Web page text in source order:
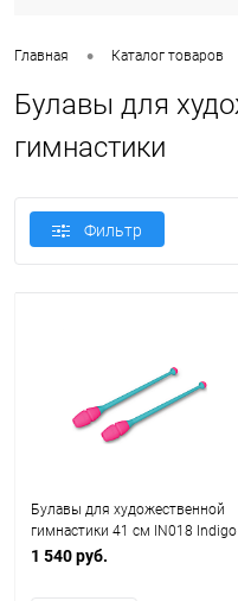
Главная • Каталог товаров
Булавы для
гимнастики
Фильтр
Булавы для художественной
гимнастики 41 см IN018 Indigo
1 540 руб.